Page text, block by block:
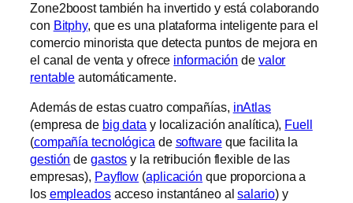
Zone2boost también ha invertido y está colaborando
con Bitphy, que es una plataforma inteligente para el
comercio minorista que detecta puntos de mejora en
el canal de venta y ofrece información de valor
rentable automáticamente.
Además de estas cuatro compañías, inAtlas
(empresa de big data y localización analítica), Fuell
(compañía tecnológica de softwareque facilita la
gestión de gastos y la retribución flexible de las
empresas), Payflow (aplicación que proporciona a
los empleadosacceso instantáneo alsalario) y